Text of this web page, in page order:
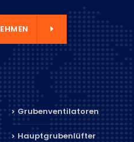
Grubenventilatoren
Hauptgrubenlüfter